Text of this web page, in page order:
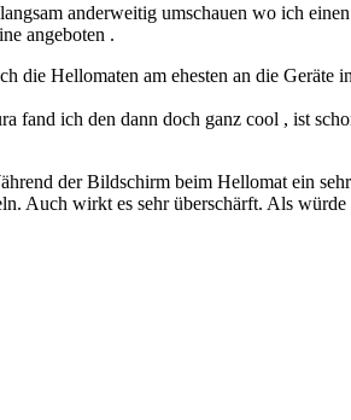
anderweitig umschauen wo ich
angeboten .
Hellomaten am ehesten an die
ich den dann doch ganz cool , ist
der Bildschirm beim Hellomat ein
Auch wirkt es sehr überschärft. Als